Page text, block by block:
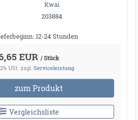
Kwai
203884
12-24 Stunden
EUR / Stück
USt. zzgl. Serviceleistung
zum Produkt
Vergleichsliste